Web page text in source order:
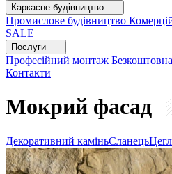
Каркасне будівництво
Промислове будівництво
SALE
Послуги
Професійний монтаж
Контакти
Мокрий фасад
Декоративний каміньСланець